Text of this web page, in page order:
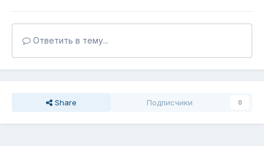
Ответить в тему...
Share Подписчики 0